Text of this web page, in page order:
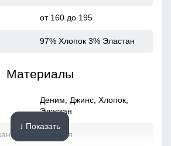
от 160 до 195
97% Хлопок 3% Эластан
Материалы
Деним, Джинс, Хлопок,
Эластан
Плотная
↓ Показать